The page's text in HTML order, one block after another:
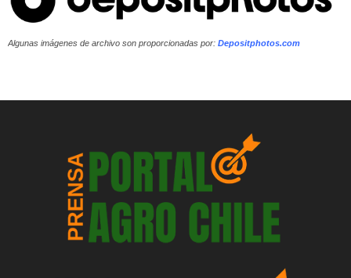
Algunas imágenes de archivo son proporcionadas por: Depositphotos.com